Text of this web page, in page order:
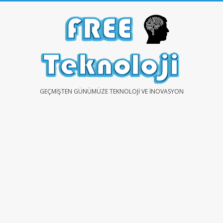
FREEGEÇMIŞTEN GÜNÜMÜZE TEKNOLOJI VE İNOVASYON